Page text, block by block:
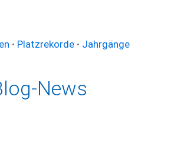
• Platzrekorde • Jahrgänge
News